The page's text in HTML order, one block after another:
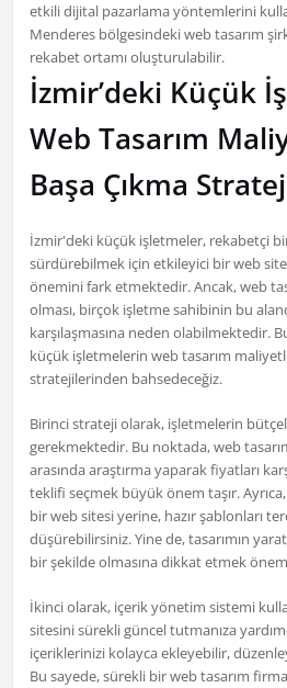
etkili dijital pazarlama yöntemlerini
Menderes bölgesindeki web tasarım
rekabet ortamı oluşturulabilir.
İzmir’deki Küçük
Web Tasarım
Başa Çıkma
İzmir'deki küçük işletmeler, rekabetçi
sürdürebilmek için etkileyici bir web
önemini fark etmektedir. Ancak, web
olması, birçok işletme sahibinin bu
karşılaşmasına neden olabilmektedir.
küçük işletmelerin web tasarım
stratejilerinden bahsedeceğiz.
Birinci strateji olarak, işletmelerin
gerekmektedir. Bu noktada, web
arasında araştırma yaparak fiyatları
teklifi seçmek büyük önem taşır.
bir web sitesi yerine, hazır şablonları
düşürebilirsiniz. Yine de, tasarımın
bir şekilde olmasına dikkat etmek
İkinci olarak, içerik yönetim sistemi
sitesini sürekli güncel tutmanıza
içeriklerinizi kolayca ekleyebilir,
Bu sayede, sürekli bir web tasarım